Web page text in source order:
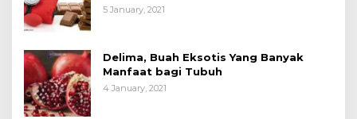
5 January, 2021
Delima, Buah Eksotis Yang Banyak
Manfaat bagi Tubuh
4 January, 2021